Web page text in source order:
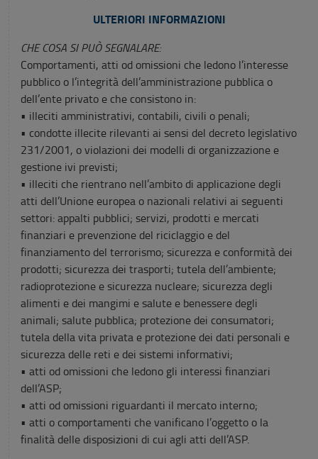
ULTERIORI INFORMAZIONI
CHE COSA SI PUÒ SEGNALARE:
Comportamenti, atti od omissioni che ledono l’interesse
pubblico o l’integrità dell’amministrazione pubblica o
dell’ente privato e che consistono in:
• illeciti amministrativi, contabili, civili o penali;
• condotte illecite rilevanti ai sensi del decreto legislativo
231/2001, o violazioni dei modelli di organizzazione e
gestione ivi previsti;
• illeciti che rientrano nell’ambito di applicazione degli
atti dell’Unione europea o nazionali relativi ai seguenti
settori: appalti pubblici; servizi, prodotti e mercati
finanziari e prevenzione del riciclaggio e del
finanziamento del terrorismo; sicurezza e conformità dei
prodotti; sicurezza dei trasporti; tutela dell’ambiente;
radioprotezione e sicurezza nucleare; sicurezza degli
alimenti e dei mangimi e salute e benessere degli
animali; salute pubblica; protezione dei consumatori;
tutela della vita privata e protezione dei dati personali e
sicurezza delle reti e dei sistemi informativi;
• atti od omissioni che ledono gli interessi finanziari
dell’ASP;
• atti od omissioni riguardanti il mercato interno;
• atti o comportamenti che vanificano l’oggetto o la
finalità delle disposizioni di cui agli atti dell’ASP.